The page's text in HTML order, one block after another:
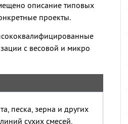
описание типовых
проекты.
с весовой и микро
песка, зерна и других
сухих смесей,